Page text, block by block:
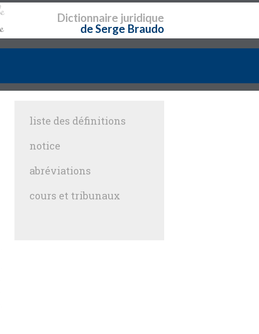
Dictionnaire juridique
de Serge Braudo
liste des définitions
notice
abréviations
cours et tribunaux